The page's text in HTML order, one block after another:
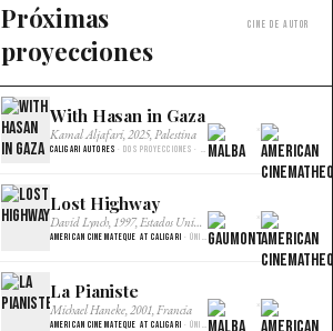
Próximas
proyecciones
Cine de autor
With Hasan in Gaza
Kamal Aljafari, 2025, Palestina
Caligari Autores · Dos proyecciones · Malba Cine
×
Lost Highway
David Lynch, 1997, Estados Unidos
American Cinemateque at Caligari · Única · Gaumont
×
La Pianiste
Michael Haneke, 2001, Francia
American Cinemateque at Caligari · Única · Gaumont
×